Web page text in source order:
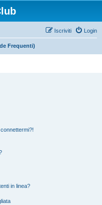
Login
Iscriviti
Frequenti)
in linea?